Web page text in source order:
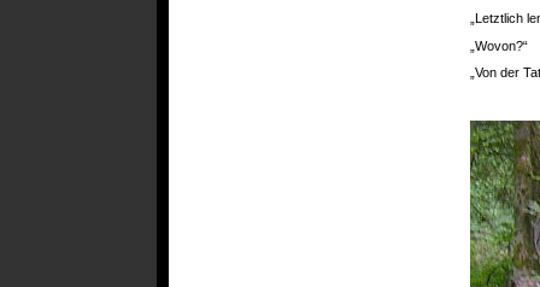
„Letztlich
„Wovon?“
„Von der